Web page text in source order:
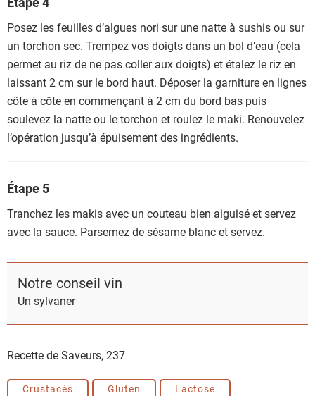
Posez les feuilles d’algues nori sur une natte à sushis ou sur
un torchon sec. Trempez vos doigts dans un bol d’eau (cela
permet au riz de ne pas coller aux doigts) et étalez le riz en
laissant 2 cm sur le bord haut. Déposer la garniture en lignes
côte à côte en commençant à 2 cm du bord bas puis
soulevez la natte ou le torchon et roulez le maki. Renouvelez
l’opération jusqu’à épuisement des ingrédients.
Étape 5
Tranchez les makis avec un couteau bien aiguisé et servez
avec la sauce. Parsemez de sésame blanc et servez.
Notre conseil vin
Un sylvaner
Recette de Saveurs,237
Crustacés Gluten
Lactose